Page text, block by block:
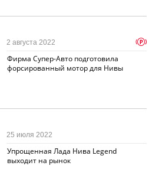
Фирма Супер-Авто подготовила
форсированный мотор для Нивы
2 августа 2022 p
Упрощенная Лада Нива Legend
выходит на рынок
25 июля 2022